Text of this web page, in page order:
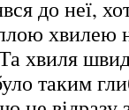
до неї,
хвилею
хвиля
таким